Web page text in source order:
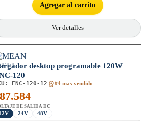
Agregar al carrito
Ver detalles
desktop programable 120W
120
ENC-120-12 #4 mas vendido
87.584
DE SALIDA DC
24V 48V